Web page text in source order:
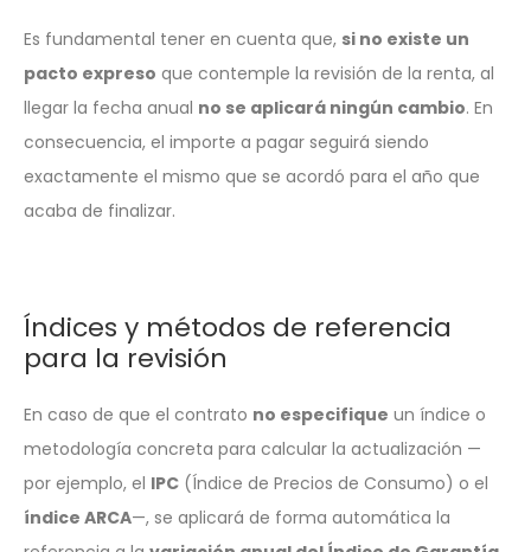
Es fundamental tener en cuenta que, si no existe un
pacto expreso que contemple la revisión de la renta, al
llegar la fecha anual no se aplicará ningún cambio. En
consecuencia, el importe a pagar seguirá siendo
exactamente el mismo que se acordó para el año que
acaba de finalizar.
Índices y métodos de referencia
para la revisión
En caso de que el contrato no especifique un índice o
metodología concreta para calcular la actualización —
por ejemplo, el IPC (Índice de Precios de Consumo) o el
índice ARCA—, se aplicará de forma automática la